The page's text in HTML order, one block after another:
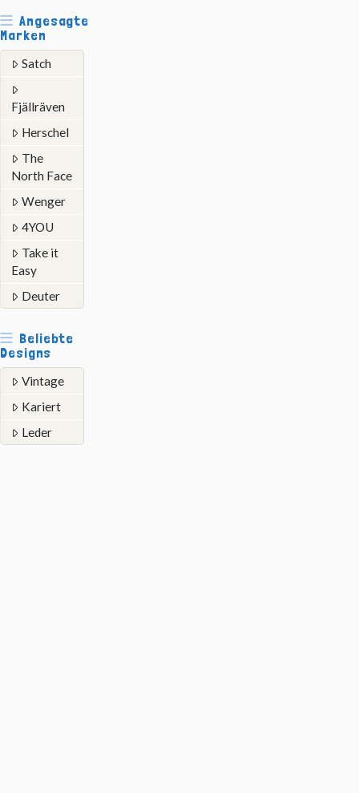
Angesagte
Marken
Satch
Fjällräven
Herschel
The
North Face
Wenger
4YOU
Take it
Easy
Deuter
Beliebte
Designs
Vintage
Kariert
Leder